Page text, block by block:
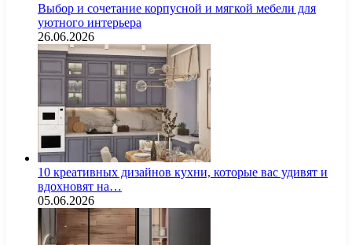
Выбор и сочетание корпусной и мягкой мебели для
уютного интерьера
26.06.2026
10 креативных дизайнов кухни, которые вас удивят и
вдохновят на…
05.06.2026